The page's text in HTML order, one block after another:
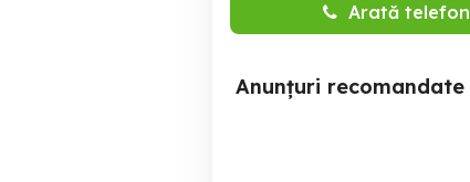
Arată telefon
Anunțuri recomandate